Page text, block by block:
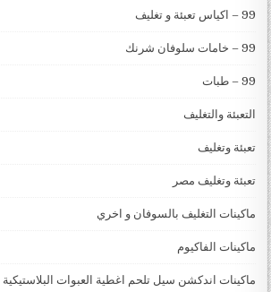
99 – اكياس تعبئة و تغليف
99 – خامات سلوفان شرنك
99 – طبات
التعبئة والتغليف
تعبئة وتغليف
تعبئة وتغليف مصر
ماكينات التغليف بالسوفان و اخري
ماكينات الفاكيوم
ماكينات اندكشن سيل تلحم اغطية العبوات البلاستيكية